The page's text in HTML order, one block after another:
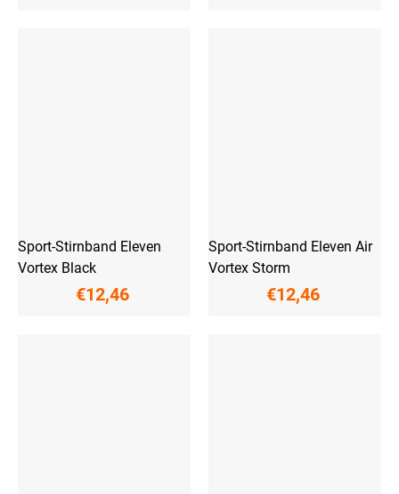
Sport-Stirnband Eleven
Vortex Black
€12,46
Sport-Stirnband Eleven Air
Vortex Storm
€12,46